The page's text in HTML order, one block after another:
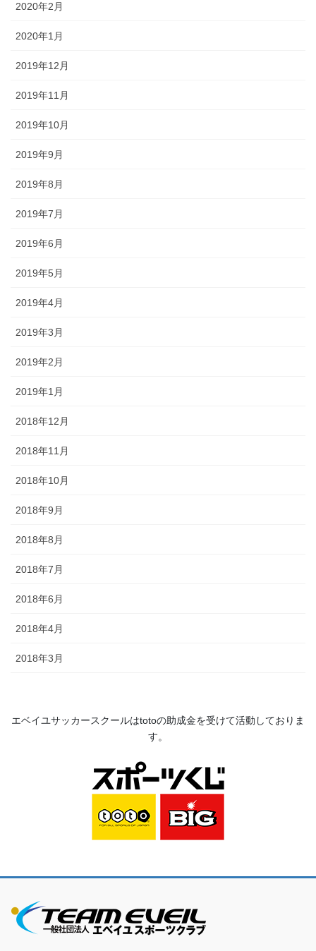
2020年2月
2020年1月
2019年12月
2019年11月
2019年10月
2019年9月
2019年8月
2019年7月
2019年6月
2019年5月
2019年4月
2019年3月
2019年2月
2019年1月
2018年12月
2018年11月
2018年10月
2018年9月
2018年8月
2018年7月
2018年6月
2018年4月
2018年3月
エベイユサッカースクールはtotoの助成金を受けて活動してお りま
す。